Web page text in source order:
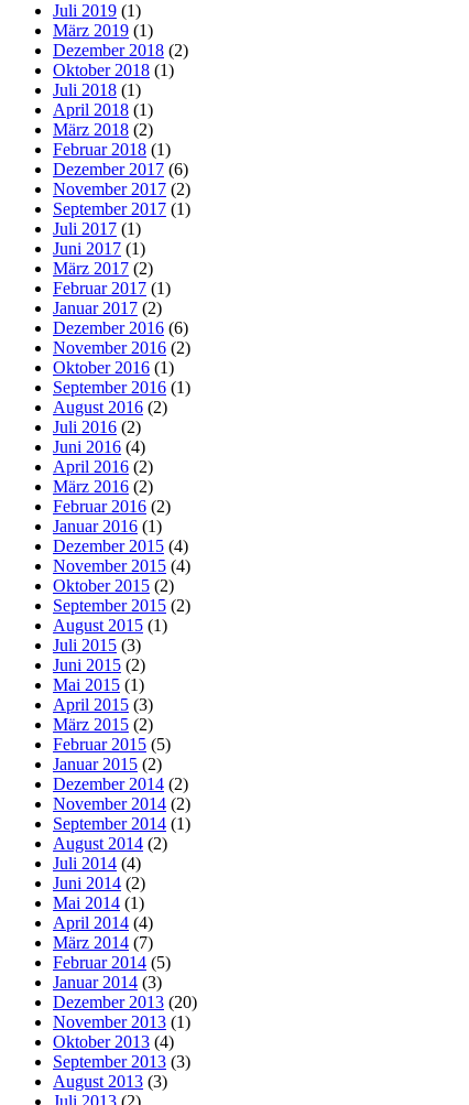
Juli 2019 (1)
März 2019 (1)
Dezember 2018 (2)
Oktober 2018 (1)
Juli 2018 (1)
April 2018 (1)
März 2018 (2)
Februar 2018 (1)
Dezember 2017 (6)
November 2017 (2)
September 2017 (1)
Juli 2017 (1)
Juni 2017 (1)
März 2017 (2)
Februar 2017 (1)
Januar 2017 (2)
Dezember 2016 (6)
November 2016 (2)
Oktober 2016 (1)
September 2016 (1)
August 2016 (2)
Juli 2016 (2)
Juni 2016 (4)
April 2016 (2)
März 2016 (2)
Februar 2016 (2)
Januar 2016 (1)
Dezember 2015 (4)
November 2015 (4)
Oktober 2015 (2)
September 2015 (2)
August 2015 (1)
Juli 2015 (3)
Juni 2015 (2)
Mai 2015 (1)
April 2015 (3)
März 2015 (2)
Februar 2015 (5)
Januar 2015 (2)
Dezember 2014 (2)
November 2014 (2)
September 2014 (1)
August 2014 (2)
Juli 2014 (4)
Juni 2014 (2)
Mai 2014 (1)
April 2014 (4)
März 2014 (7)
Februar 2014 (5)
Januar 2014 (3)
Dezember 2013 (20)
November 2013 (1)
Oktober 2013 (4)
September 2013 (3)
August 2013 (3)
Juli 2013 (2)